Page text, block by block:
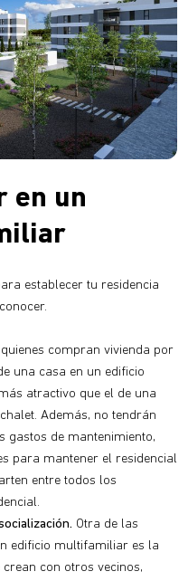
en un
establecer tu residencia
compran vivienda por
una casa en un edificio
atractivo que el de una
Además, no tendrán
gastos de mantenimiento,
para mantener el residencial
entre todos los
Otra de las
edificio multifamiliar es la
con otros vecinos,